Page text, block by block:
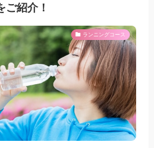
ご紹介！
ランニングコース